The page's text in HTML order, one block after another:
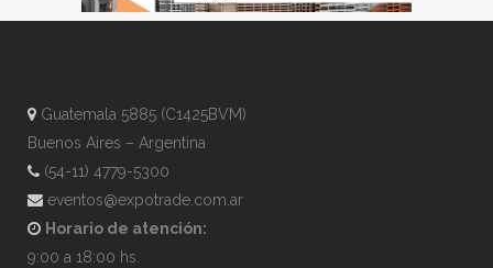
Guatemala 5885 (C1425BVM)
Buenos Aires – Argentina
(54-11) 4779-5300
eventos@expotrade.com.ar
Horario de atención:
9:00 a 18:00 hs.